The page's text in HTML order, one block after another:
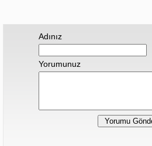
Adınız
Yorumunuz